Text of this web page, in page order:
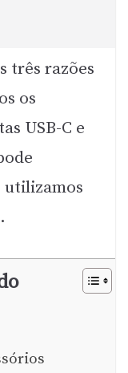
três razões
os
USB-C e